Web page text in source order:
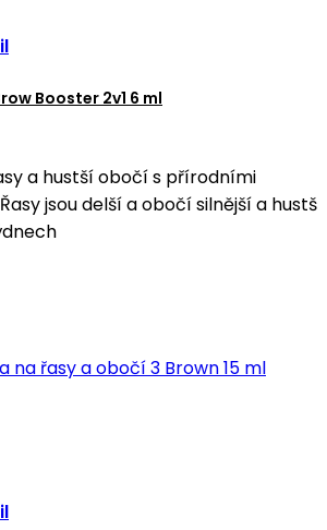
Booster 2v1 6 ml
a hustší obočí s přírodními
jsou delší a obočí silnější a hustš